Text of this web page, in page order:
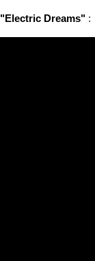
"Electric Dreams" :